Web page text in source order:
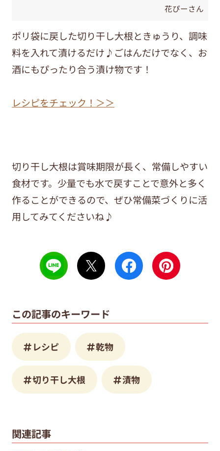
花ぴーさん
ポリ袋に戻した切り干し大根ときゅうり、調味
料を入れて漬けるだけ♪ごはんだけでなく、お
酒にもぴったり合う漬け物です！
レシピをチェック！＞＞
切り干し大根は賞味期限が長く、常備しやすい
食材です。少量でも水で戻すことで意外と多く
作ることができるので、ぜひ常備菜づくりに活
用してみてくださいね♪
この記事のキーワード
レシピ 乾物
切り干し大根 漬物
関連記事